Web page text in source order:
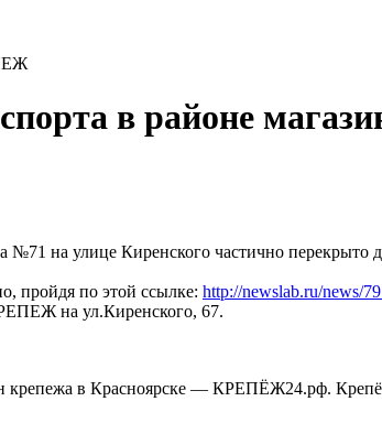
в районе
№71 на улице Киренского частично перекрыто
пройдя по этой ссылке: http://newslab.ru/news/
на ул.Киренского, 67.
крепежа в Красноярске — КРЕПЁЖ24.рф.